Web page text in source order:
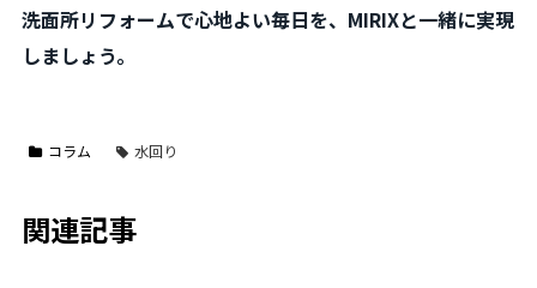
洗面所リフォームで心地よい毎日を、MIRIXと一緒に実現
しましょう。
コラム 水回り
関連記事